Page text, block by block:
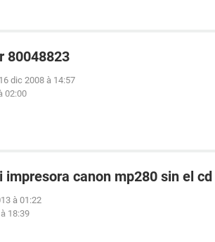
80048823
16 dic 2008 à 14:57
02:00
impresora canon mp280 sin el
à 01:22
18:39